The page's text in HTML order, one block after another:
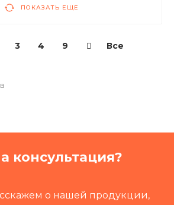
ПОКАЗАТЬ ЕЩЕ
3 4 9 Все
консультация?
о нашей продукции,